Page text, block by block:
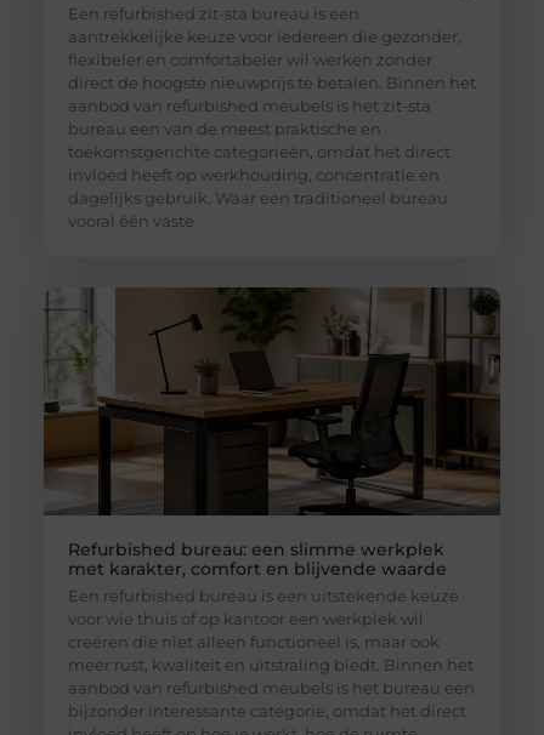
Een refurbished zit-sta bureau is een
aantrekkelijke keuze voor iedereen die gezonder,
flexibeler en comfortabeler wil werken zonder
direct de hoogste nieuwprijs te betalen. Binnen het
aanbod van refurbished meubels is het zit-sta
bureau een van de meest praktische en
toekomstgerichte categorieën, omdat het direct
invloed heeft op werkhouding, concentratie en
dagelijks gebruik. Waar een traditioneel bureau
vooral één vaste
Refurbished bureau: een slimme werkplek
met karakter, comfort en blijvende waarde
Een refurbished bureau is een uitstekende keuze
voor wie thuis of op kantoor een werkplek wil
creëren die niet alleen functioneel is, maar ook
meer rust, kwaliteit en uitstraling biedt. Binnen het
aanbod van refurbished meubels is het bureau een
bijzonder interessante categorie, omdat het direct